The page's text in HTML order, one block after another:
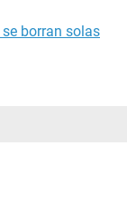
borran solas